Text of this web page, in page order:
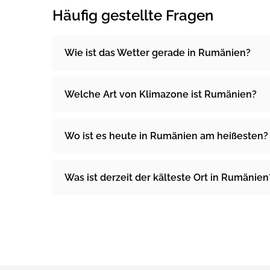
Häufig gestellte Fragen
Wie ist das Wetter gerade in Rumänien?
Welche Art von Klimazone ist Rumänien?
Wo ist es heute in Rumänien am heißesten?
Was ist derzeit der kälteste Ort in